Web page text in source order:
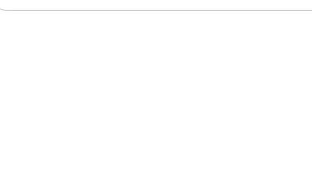
seu dinheiro na totalidade.